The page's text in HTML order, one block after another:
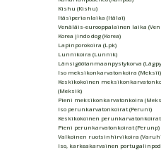
Kishu (Kishu)
Itäsiperianlaika (Itälai)
Venäläis-eurooppalainen laika
Korea jindo dog (Korea)
Lapinporokoira (Lpk)
Lunnikoira (Lunnik)
Länsigöötanmaanpystykorva
Iso meksikonkarvatonkoira (Meksii)
Keskikokoinen
(Meksik)
Pieni meksikonkarvatonkoira
Iso perunkarvatonkoirat (Peruni)
Keskikokoinen perunkarvatonkoirat
Pieni perunkarvatonkoirat (Perunp)
Valkoinen ruotsinhirvikoira
Iso, karkeakarvainen